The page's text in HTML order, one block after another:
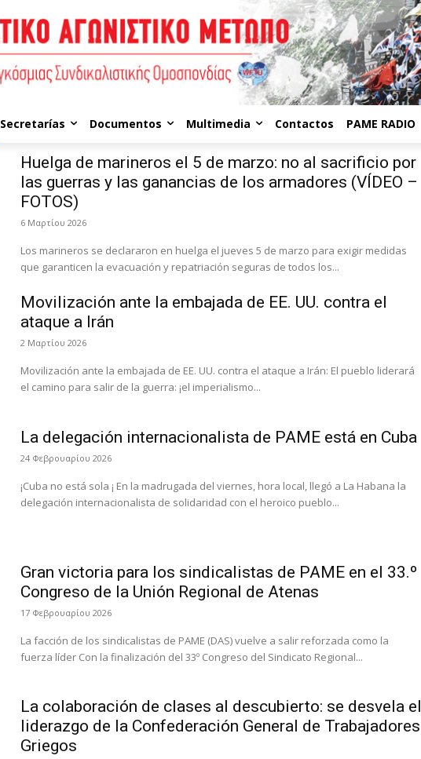
Secretarías Documentos Multimedia Contactos PAME RADIO
Huelga de marineros el 5 de marzo: no al sacrificio por
las guerras y las ganancias de los armadores (VÍDEO –
FOTOS)
6 Μαρτίου 2026
Los marineros se declararon en huelga el jueves 5 de marzo para exigir medidas
que garanticen la evacuación y repatriación seguras de todos los...
Movilización ante la embajada de EE. UU. contra el
ataque a Irán
2 Μαρτίου 2026
Movilización ante la embajada de EE. UU. contra el ataque a Irán: El pueblo liderará
el camino para salir de la guerra: ¡el imperialismo...
La delegación internacionalista de PAME está en Cuba
24 Φεβρουαρίου 2026
¡Cuba no está sola ¡ En la madrugada del viernes, hora local, llegó a La Habana la
delegación internacionalista de solidaridad con el heroico pueblo...
Gran victoria para los sindicalistas de PAME en el 33.º
Congreso de la Unión Regional de Atenas
17 Φεβρουαρίου 2026
La facción de los sindicalistas de PAME (DAS) vuelve a salir reforzada como la
fuerza líder Con la finalización del 33º Congreso del Sindicato Regional...
La colaboración de clases al descubierto: se desvela el
liderazgo de la Confederación General de Trabajadores
Griegos